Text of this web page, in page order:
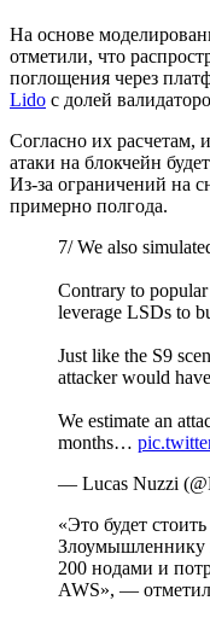
На основе
отметили, что
поглощения через
Lido с долей
Согласно их расчетам,
атаки на блокчейн
Из-за ограничений на
примерно полгода.
7/ We also
Contrary to
leverage LSDs to
Just like the S9
attacker would
We estimate an
months…
— Lucas Nuzzi
«Это будет
Злоумышленнику
200 нодами и
AWS», —